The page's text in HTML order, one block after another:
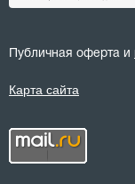
Публичная оферта и
Карта сайта